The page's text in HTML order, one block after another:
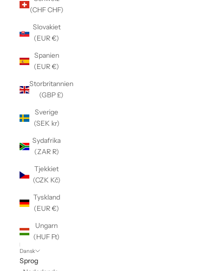
(CHF CHF)
Slovakiet
(EUR €)
Spanien
(EUR €)
Storbritannien
(GBP £)
Sverige
(SEK kr)
Sydafrika
(ZAR R)
Tjekkiet
(CZK Kč)
Tyskland
(EUR €)
Ungarn
(HUF Ft)
Dansk
Sprog